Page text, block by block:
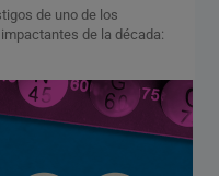
de uno de los
de la década: